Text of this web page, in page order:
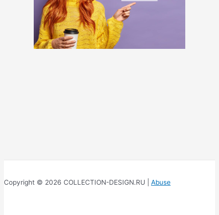
Copyright © 2026 COLLECTION-DESIGN.RU | Abuse